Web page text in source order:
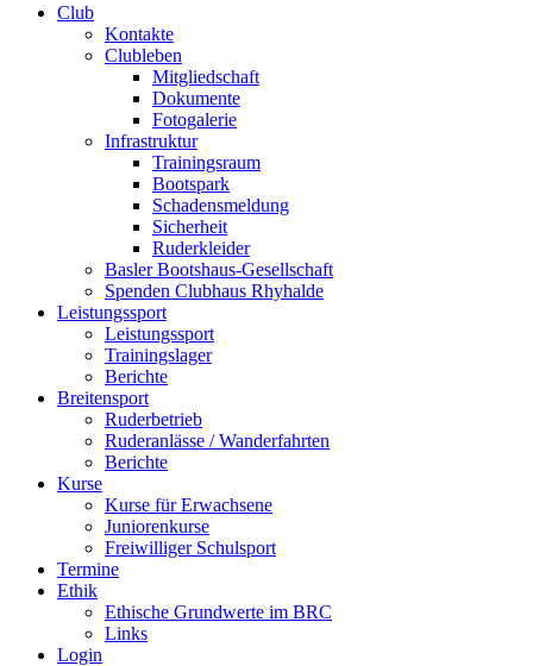
Club
Kontakte
Clubleben
Mitgliedschaft
Dokumente
Fotogalerie
Infrastruktur
Trainingsraum
Bootspark
Schadensmeldung
Sicherheit
Ruderkleider
Basler Bootshaus-Gesellschaft
Spenden Clubhaus Rhyhalde
Leistungssport
Leistungssport
Trainingslager
Berichte
Breitensport
Ruderbetrieb
Ruderanlässe / Wanderfahrten
Berichte
Kurse
Kurse für Erwachsene
Juniorenkurse
Freiwilliger Schulsport
Termine
Ethik
Ethische Grundwerte im BRC
Links
Login